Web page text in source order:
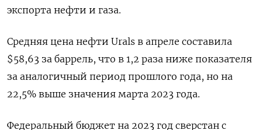
экспорта нефти и газа.
Средняя цена нефти Urals в апреле составила
$58,63 за баррель, что в 1,2 раза ниже показателя
за аналогичный период прошлого года, но на
22,5% выше значения марта 2023 года.
Федеральный бюджет на 2023 год сверстан с